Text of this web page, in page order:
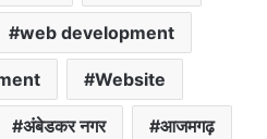
web development
Website
अंबेडकर नगर आजमगढ़